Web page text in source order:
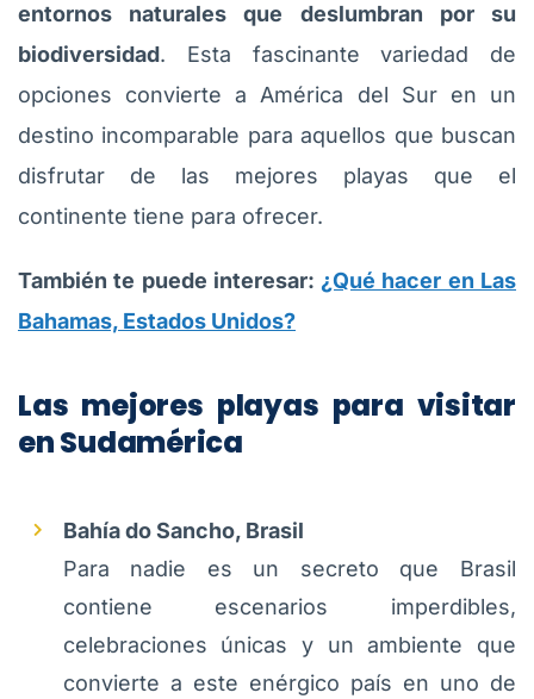
entornos naturales que deslumbran por su
biodiversidad. Esta fascinante variedad de
opciones convierte a América del Sur en un
destino incomparable para aquellos que buscan
disfrutar de las mejores playas que el
continente tiene para ofrecer.
También te puede interesar: ¿Qué hacer en Las
Bahamas, Estados Unidos?
Las mejores playas para visitar
en Sudamérica
Bahía do Sancho, Brasil
Para nadie es un secreto que Brasil
contiene escenarios imperdibles,
celebraciones únicas y un ambiente que
convierte a este enérgico país en uno de